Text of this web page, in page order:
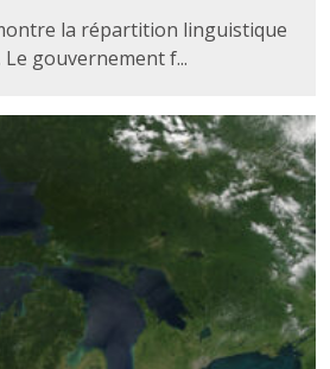
la répartition linguistique
gouvernement f...